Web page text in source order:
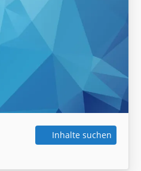
Inhalte suchen